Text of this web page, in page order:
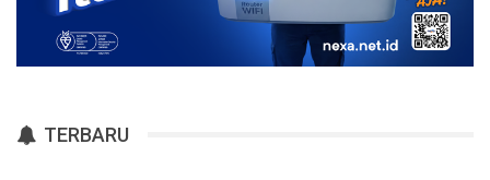
TERBARU